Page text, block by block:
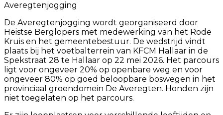
Averegtenjogging
De Averegtenjogging wordt georganiseerd door
Heistse Berglopers met medewerking van het Rode
Kruis en het gemeentebestuur. De wedstrijd vindt
plaats bij het voetbalterrein van KFCM Hallaar in de
Spekstraat 28 te Hallaar op 22 mei 2026. Het parcours
ligt voor ongeveer 20% op openbare weg en voor
ongeveer 80% op goed beloopbare boswegen in het
provinciaal groendomein De Averegten. Honden zijn
niet toegelaten op het parcours.